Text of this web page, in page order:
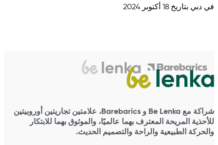
في دبي بتاريخ 18 أكتوبر 2024
شراكة مع Be Lenka و Barebarics، علامتين تجاريتين أوروبيتين
للأحذية المريحة المعترف بهما عالميًا، والموثوق بهما للابتكار
والحركة الطبيعية والراحة والتصميم الحديث.